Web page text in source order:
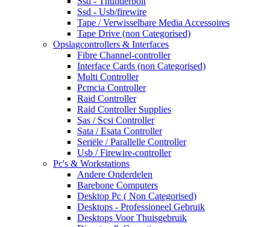
Ssd - Usb/firewire
Tape / Verwisselbare Media Accessoires
Tape Drive (non Categorised)
Opslagcontrollers & Interfaces
Fibre Channel-controller
Interface Cards (non Categorised)
Multi Controller
Pcmcia Controller
Raid Controller
Raid Controller Supplies
Sas / Scsi Controller
Sata / Esata Controller
Seriële / Parallelle Controller
Usb / Firewire-controller
Pc's & Workstations
Andere Onderdelen
Barebone Computers
Desktop Pc ( Non Categorised)
Desktops - Professioneel Gebruik
Desktops Voor Thuisgebruik